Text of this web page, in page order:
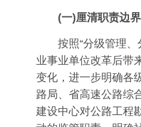
(一)厘清职责边界
按照“分级管理
业事业单位改革后带
变化，进一步明确各
路局、省高速公路综
建设中心对公路工程